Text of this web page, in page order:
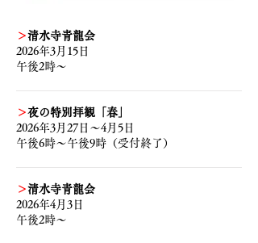
＞清水寺青龍会
2026年3月15日
午後2時～
＞夜の特別拝観「春」
2026年3月27日～4月5日
午後6時～午後9時（受付終了）
＞清水寺青龍会
2026年4月3日
午後2時～